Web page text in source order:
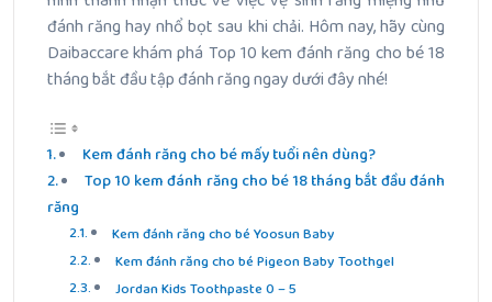
đánh răng hay nhổ bọt sau khi chải. Hôm nay, hãy cùng
Daibaccare khám phá Top 10 kem đánh răng cho bé 18
tháng bắt đầu tập đánh răng ngay dưới đây nhé!
Kem đánh răng cho bé mấy tuổi nên dùng?
Top 10 kem đánh răng cho bé 18 tháng bắt đầu đánh
răng
Kem đánh răng cho bé Yoosun Baby
Kem đánh răng cho bé Pigeon Baby Toothgel
Jordan Kids Toothpaste 0 – 5